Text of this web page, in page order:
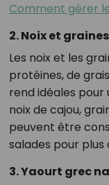
Comment gérer
2. Noix et graines
Les noix et les
protéines, de
rend idéales pour
noix de cajou,
peuvent être
salades pour plus
3. Yaourt grec